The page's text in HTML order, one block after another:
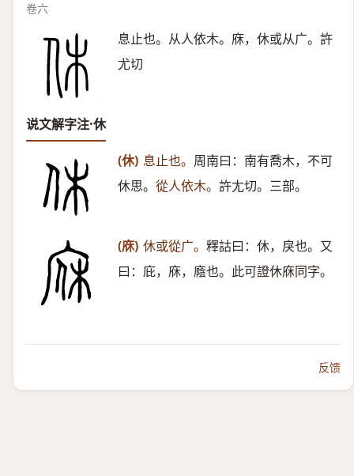
卷六
息止也。从人依木。庥，休或从广。許
尤切
说文解字注·休
(休) 息止也。 周南曰：南有喬木，不可
休思。 從人依木。 許尢切。三部。
(庥) 休或從广。 釋詁曰：休，戾也。又
曰：庇，庥，廕也。此可證休庥同字。
反馈